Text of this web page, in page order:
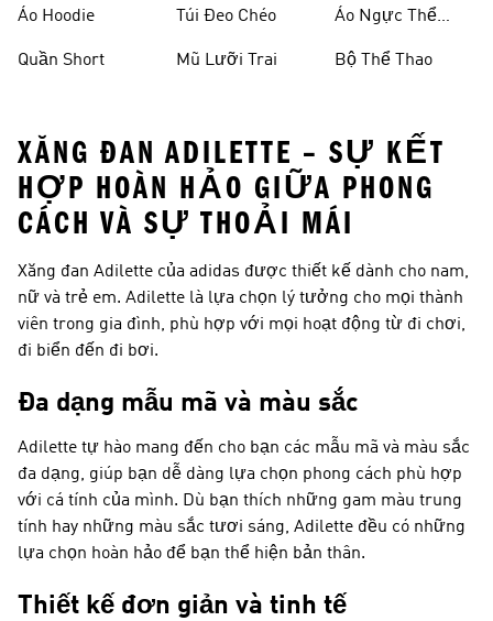
Áo Hoodie
Quần Short
Túi Đeo Chéo
Mũ Lưỡi Trai
Áo Ngực Thể
Bộ Thể Thao
XĂNG ĐAN ADILETTE – SỰ KẾT
HỢP HOÀN HẢO GIỮA PHONG
CÁCH VÀ SỰ THOẢI MÁI
Xăng đan Adilette của adidas được thiết kế dành cho nam,
nữ và trẻ em. Adilette là lựa chọn lý tưởng cho mọi thành
viên trong gia đình, phù hợp với mọi hoạt động từ đi chơi,
đi biển đến đi bơi.
Đa dạng mẫu mã và màu sắc
Adilette tự hào mang đến cho bạn các mẫu mã và màu sắc
đa dạng, giúp bạn dễ dàng lựa chọn phong cách phù hợp
với cá tính của mình. Dù bạn thích những gam màu trung
tính hay những màu sắc tươi sáng, Adilette đều có những
lựa chọn hoàn hảo để bạn thể hiện bản thân.
Thiết kế đơn giản và tinh tế